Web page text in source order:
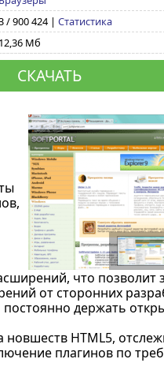
/ 900 424 | Статистика
Мб
СКАЧАТЬ
что позволит
от сторонних
постоянно держать
HTML5,
плагинов по